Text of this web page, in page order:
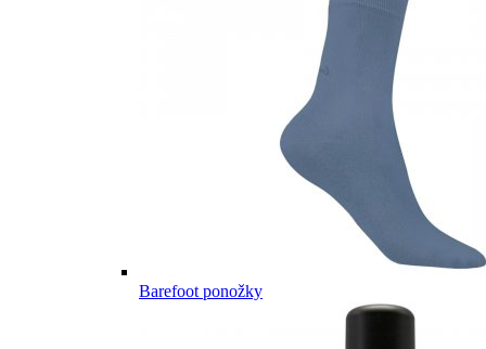
Barefoot ponožky